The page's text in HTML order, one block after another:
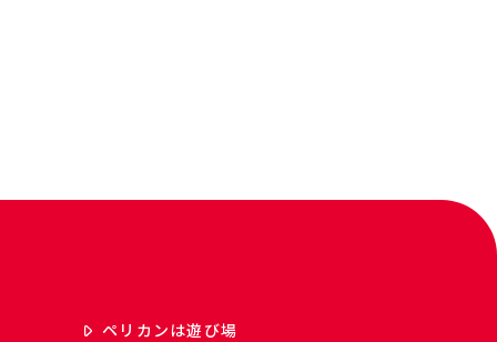
ペリカンは遊び場